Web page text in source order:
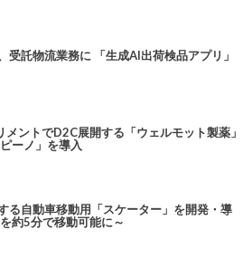
受託物流業務に 「生成AI出荷検品アプリ」
メントでD2C展開する「ウェルモット製薬」
ーノ」を導入
る自動車移動用「スケーター」を開発・導
約5分で移動可能に～